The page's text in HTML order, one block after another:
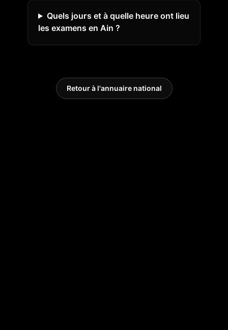
Quels jours et à quelle heure ont lieu
les examens en Ain ?
Retour à l'annuaire national